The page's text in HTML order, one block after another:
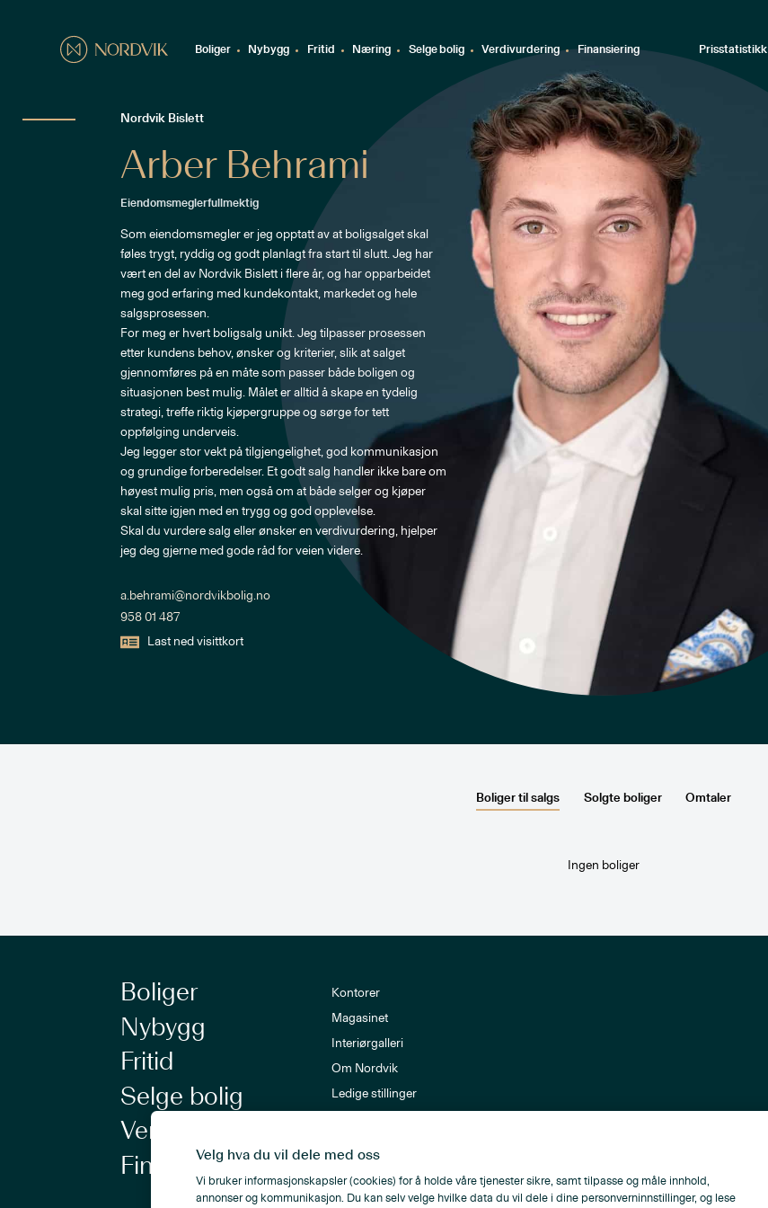
Boliger Nybygg Fritid Næring Selge bolig Verdivurdering Finansiering Prisstatistikk
Arber Behrami
Eiendomsmeglerfullmektig
Nordvik Bislett
Som eiendomsmegler er jeg opptatt av at boligsalget skal
føles trygt, ryddig og godt planlagt fra start til slutt. Jeg har
vært en del av Nordvik Bislett i flere år, og har opparbeidet
meg god erfaring med kundekontakt, markedet og hele
salgsprosessen.
For meg er hvert boligsalg unikt. Jeg tilpasser prosessen
etter kundens behov, ønsker og kriterier, slik at salget
gjennomføres på en måte som passer både boligen og
situasjonen best mulig. Målet er alltid å skape en tydelig
strategi, treffe riktig kjøpergruppe og sørge for tett
oppfølging underveis.
Jeg legger stor vekt på tilgjengelighet, god kommunikasjon
og grundige forberedelser. Et godt salg handler ikke bare om
høyest mulig pris, men også om at både selger og kjøper
skal sitte igjen med en trygg og god opplevelse.
Skal du vurdere salg eller ønsker en verdivurdering, hjelper
jeg deg gjerne med gode råd for veien videre.
a.behrami@nordvikbolig.no
958 01 487
Last ned visittkort
Boliger til salgs Solgte boliger Omtaler
Ingen boliger
Boliger
Nybygg
Fritid
Selge bolig
Verdivurdering
Finansiering
Kontorer
Magasinet
Interiørgalleri
Om Nordvik
Ledige stillinger
Nyhetsbrev
Velg hva du vil dele med oss
Vi bruker informasjonskapsler (cookies) for å holde våre tjenester sikre, samt tilpasse og måle innhold,
annonser og kommunikasjon. Du kan selv velge hvilke data du vil dele i dine personverninnstillinger, og lese